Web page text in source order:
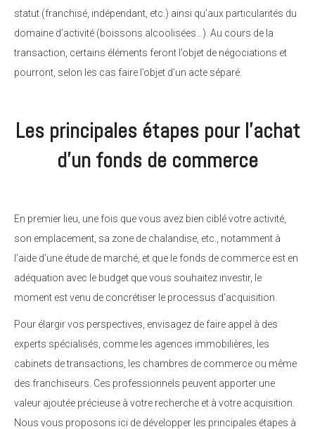
statut (franchisé, indépendant, etc.) ainsi qu’aux particularités du
domaine d’activité (boissons alcoolisées…). Au cours de la
transaction, certains éléments feront l’objet de négociations et
pourront, selon les cas faire l’objet d’un acte séparé.
Les principales étapes pour l’achat
d’un fonds de commerce
En premier lieu, une fois que vous avez bien ciblé votre activité,
son emplacement, sa zone de chalandise, etc., notamment à
l’aide d’une étude de marché, et que le fonds de commerce est en
adéquation avec le budget que vous souhaitez investir, le
moment est venu de concrétiser le processus d’acquisition.
Pour élargir vos perspectives, envisagez de faire appel à des
experts spécialisés, comme les agences immobilières, les
cabinets de transactions, les chambres de commerce ou même
des franchiseurs. Ces professionnels peuvent apporter une
valeur ajoutée précieuse à votre recherche et à votre acquisition.
Nous vous proposons ici de développer les principales étapes à